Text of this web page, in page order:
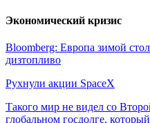
Экономический кризис
Bloomberg: Европа зимой
дизтопливо
Рухнули акции SpaceX
Такого мир не видел со
глобальном госдолге,